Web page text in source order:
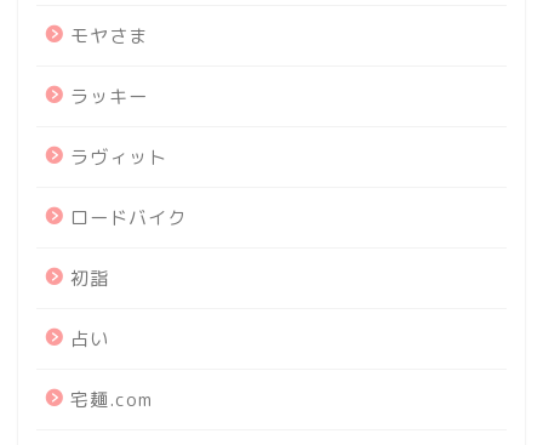
モヤさま
ラッキー
ラヴィット
ロードバイク
初詣
占い
宅麺.com